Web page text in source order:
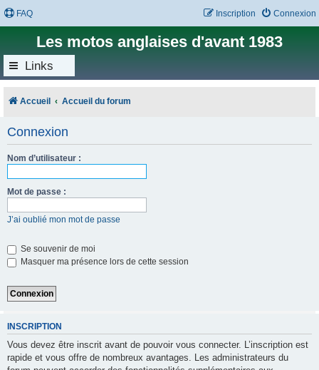
FAQ Connexion
Inscription
Les motos anglaises d'avant 1983
Links
Accueil Accueil du forum
Connexion
Nom d’utilisateur :
Mot de passe :
J’ai oublié mon mot de passe
Se souvenir de moi
Masquer ma présence lors de cette session
INSCRIPTION
Vous devez être inscrit avant de pouvoir vous connecter. L’inscription est
rapide et vous offre de nombreux avantages. Les administrateurs du